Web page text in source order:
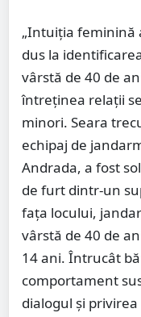
„Intuiţia feminină
dus la
vârstă de 40 de
întreţinea relaţii
minori. Seara
echipaj de
Andrada, a fost
de furt dintr-un
faţa locului,
vârstă de 40 de
14 ani. Întrucât
comportament
dialogul şi